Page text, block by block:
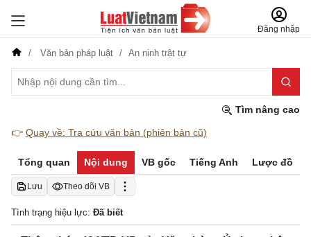
Đăng nhập
Văn bản pháp luật An ninh trật tự
Tìm nâng cao
👉 Quay về: Tra cứu văn bản (phiên bản cũ)
Tổng quan Nội dung VB gốc Tiếng Anh Lược đồ
Lưu Theo dõi VB
Tình trạng hiệu lực: Đã biết